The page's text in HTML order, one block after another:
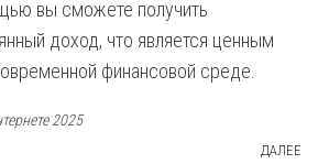
вы сможете получить
доход, что является ценным
финансовой среде.
2025
ДАЛЕЕ